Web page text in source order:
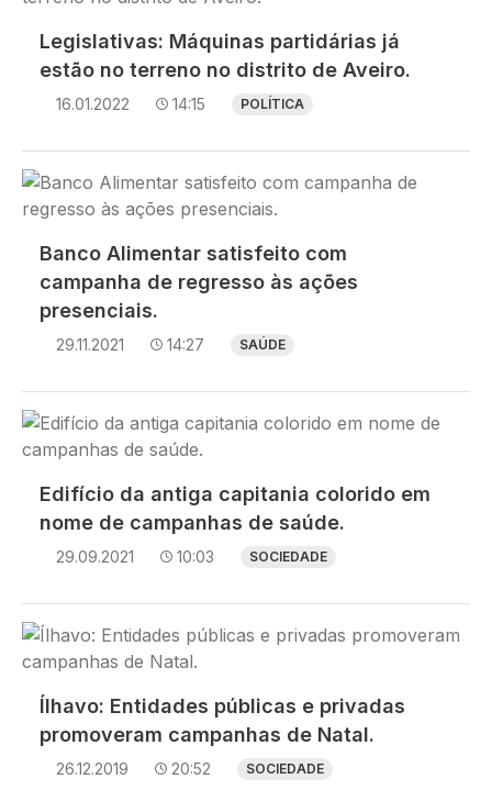
Legislativas: Máquinas partidárias já
estão no terreno no distrito de Aveiro.
16.01.2022 14:15 POLÍTICA
Imagem
Banco Alimentar satisfeito com
campanha de regresso às ações
presenciais.
29.11.2021 14:27 SAÚDE
Imagem
Edifício da antiga capitania colorido em
nome de campanhas de saúde.
29.09.2021 10:03 SOCIEDADE
Imagem
Ílhavo: Entidades públicas e privadas
promoveram campanhas de Natal.
26.12.2019 20:52 SOCIEDADE